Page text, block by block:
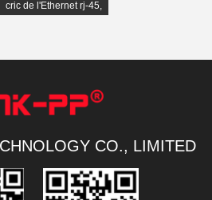
cric de l'Ethernet rj-45,
CO., LIMITED